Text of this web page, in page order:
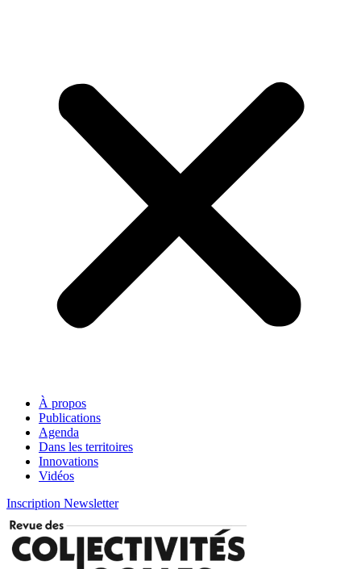
À propos
Publications
Agenda
Dans les territoires
Innovations
Vidéos
Inscription Newsletter